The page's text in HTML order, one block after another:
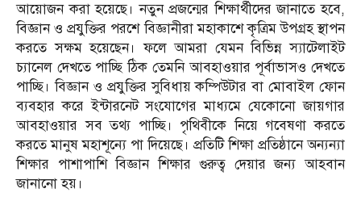
আয়োজন করা হয়েছে। নতুন প্রজন্মের শিক্ষার্থীদের জানাতে হবে,
বিজ্ঞান ও প্রযুক্তির পরশে বিজ্ঞানীরা মহাকাশে কৃত্রিম উপগ্রহ স্থাপন
করতে সক্ষম হয়েছেন। ফলে আমরা যেমন বিভিন্ন স্যাটেলাইট
চ্যানেল দেখতে পাচ্ছি ঠিক তেমনি আবহাওয়ার পূর্বাভাসও দেখতে
পাচ্ছি। বিজ্ঞান ও প্রযুক্তির সুবিধায় কম্পিউটার বা মোবাইল ফোন
ব্যবহার করে ইন্টারনেট সংযোগের মাধ্যমে যেকোনো জায়গার
আবহাওয়ার সব তথ্য পাচ্ছি। পৃথিবীকে নিয়ে গবেষণা করতে
করতে মানুষ মহাশূন্যে পা দিয়েছে। প্রতিটি শিক্ষা প্রতিষ্ঠানে অন্যন্যা
শিক্ষার পাশাপাশি বিজ্ঞান শিক্ষার গুরুত্ব দেয়ার জন্য আহবান
জানানো হয়।